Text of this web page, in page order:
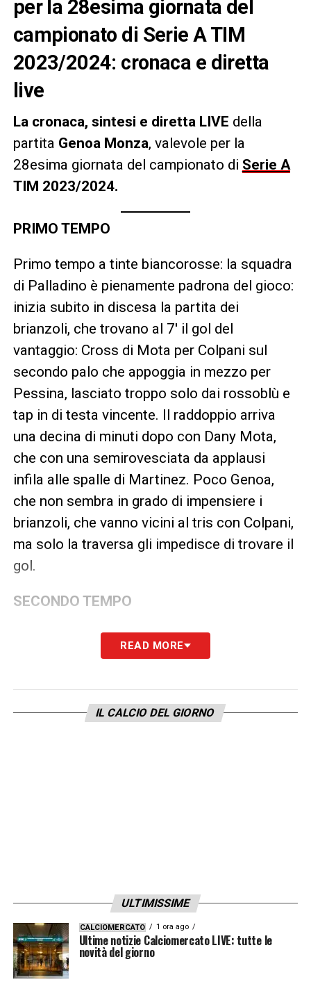
per la 28esima giornata del
campionato di Serie A TIM
2023/2024: cronaca e diretta
live
La cronaca, sintesi e diretta LIVE della
partita Genoa Monza, valevole per la
28esima giornata del campionato di Serie A
TIM 2023/2024.
PRIMO TEMPO
Primo tempo a tinte biancorosse: la squadra
di Palladino è pienamente padrona del gioco:
inizia subito in discesa la partita dei
brianzoli, che trovano al 7′ il gol del
vantaggio: Cross di Mota per Colpani sul
secondo palo che appoggia in mezzo per
Pessina, lasciato troppo solo dai rossoblù e
tap in di testa vincente. Il raddoppio arriva
una decina di minuti dopo con Dany Mota,
che con una semirovesciata da applausi
infila alle spalle di Martinez. Poco Genoa,
che non sembra in grado di impensiere i
brianzoli, che vanno vicini al tris con Colpani,
ma solo la traversa gli impedisce di trovare il
gol.
SECONDO TEMPO
La ripresa inizia subito con il rigore del
Genoa: al 50′ c’è un check del VAR per un
braccio di Pablo Marì. Feliciani indica il
dischetto, da cui va Gudmundsson: Di
con Vitinha, entrato al posto di Strootman,
che ruba palla ad Akpa Akpro e infila in rete
con un bel tiro d’interno sul secondo palo. Il
Genoa ha poi una chance per completare la
READ MORE
IL CALCIO DEL GIORNO
ULTIMISSIME
CALCIOMERCATO 1 ora ago
Ultime notizie Calciomercato LIVE: tutte le
novità del giorno